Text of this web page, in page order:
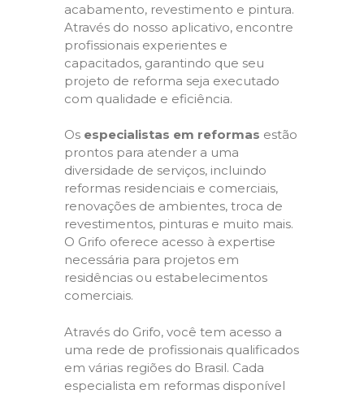
acabamento, revestimento e pintura.
Através do nosso aplicativo, encontre
profissionais experientes e
capacitados, garantindo que seu
projeto de reforma seja executado
com qualidade e eficiência.
Os especialistas em reformas estão
prontos para atender a uma
diversidade de serviços, incluindo
reformas residenciais e comerciais,
renovações de ambientes, troca de
revestimentos, pinturas e muito mais.
O Grifo oferece acesso à expertise
necessária para projetos em
residências ou estabelecimentos
comerciais.
Através do Grifo, você tem acesso a
uma rede de profissionais qualificados
em várias regiões do Brasil. Cada
especialista em reformas disponível